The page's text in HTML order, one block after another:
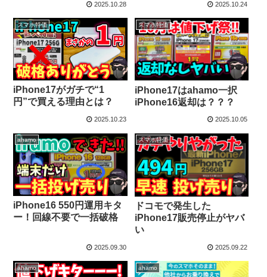
2025.10.28 2025.10.24
スマホ特価
iPhone17がガチで“1
円”で買える理由とは？
2025.10.23
スマホ特価
iPhone17はahamo一択
iPhone16返却は？？？
2025.10.05
ahamo
iPhone16 550円運用キタ
ー！回線不要で一括破格
2025.09.30
スマホ特価
ドコモで発生した
iPhone17販売停止がヤバ
い
2025.09.22
ahamo ahamo